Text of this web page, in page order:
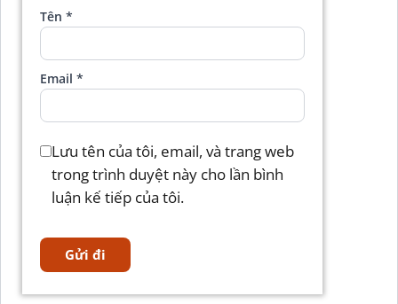
Tên *
Email *
Lưu tên của tôi, email, và trang web
trong trình duyệt này cho lần bình
luận kế tiếp của tôi.